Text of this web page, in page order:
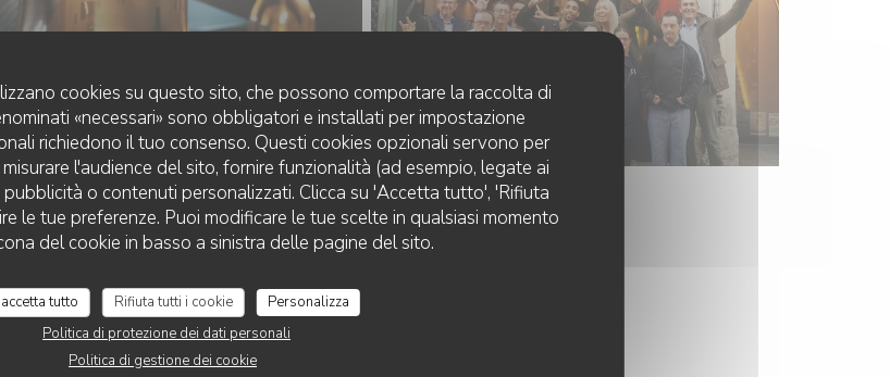
cookies su questo sito, che possono comportare la raccolta di
«necessari» sono obbligatori e installati per impostazione
richiedono il tuo consenso. Questi cookies opzionali servono per
l'audience del sito, fornire funzionalità (ad esempio, legate ai
o contenuti personalizzati. Clicca su 'Accetta tutto', 'Rifiuta
le tue preferenze. Puoi modificare le tue scelte in qualsiasi momento
del cookie in basso a sinistra delle pagine del sito.
tutto Rifiuta tutti i cookie
Personalizza
Politica di protezione dei dati personali
Politica di gestione dei cookie
LE XXI